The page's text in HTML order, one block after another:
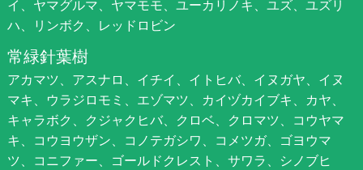
イ、ヤマグルマ、ヤマモモ、ユーカリノキ、ユズ、ユズリ
ハ、リンボク、レッドロビン
常緑針葉樹
アカマツ、アスナロ、イチイ、イトヒバ、イヌガヤ、イヌ
マキ、ウラジロモミ、エゾマツ、カイヅカイブキ、カヤ、
キャラボク、クジャクヒバ、クロベ、クロマツ、コウヤマ
キ、コウヨウザン、コノテガシワ、コメツガ、ゴヨウマ
ツ、コニファー、ゴールドクレスト、サワラ、シノブヒ